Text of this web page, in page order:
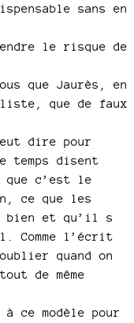
sans en
le risque de
que Jaurès, en
que de faux
dire pour
temps disent
que c’est le
ce que les
bien et qu’il s
Comme l’écrit
quand on
de même
à ce modèle pour